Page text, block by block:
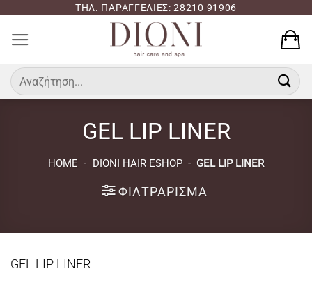
περιεχόμενο
ΤΗΛ. ΠΑΡΑΓΓΕΛΙΕΣ: 28210 91906
Αναζήτηση
για:
GEL LIP LINER
HOME - DIONI HAIR ESHOP - GEL LIP LINER
ΦΙΛΤΡΆΡΙΣΜΑ
GEL LIP LINER